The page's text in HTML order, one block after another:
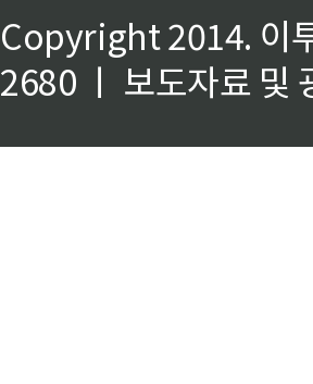
Copyright 2014. 이
2680 ㅣ 보도자료